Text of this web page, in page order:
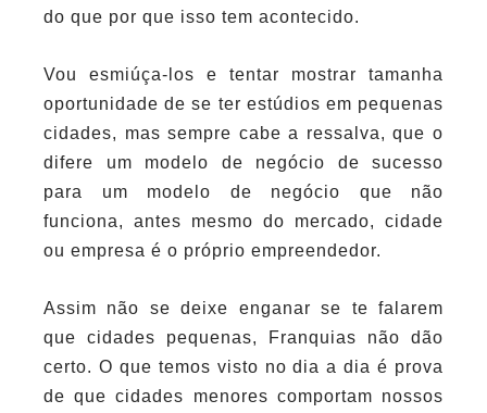
do que por que isso tem acontecido.
Vou esmiúça-los e tentar mostrar tamanha
oportunidade de se ter estúdios em pequenas
cidades, mas sempre cabe a ressalva, que o
difere um modelo de negócio de sucesso
para um modelo de negócio que não
funciona, antes mesmo do mercado, cidade
ou empresa é o próprio empreendedor.
Assim não se deixe enganar se te falarem
que cidades pequenas, Franquias não dão
certo. O que temos visto no dia a dia é prova
de que cidades menores comportam nossos